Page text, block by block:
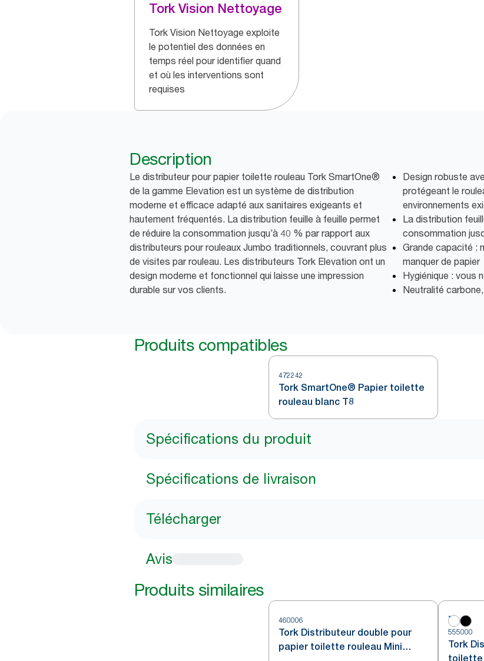
Tork Vision Nettoyage
Tork Vision Nettoyage exploite
le potentiel des données en
temps réel pour identifier quand
et où les interventions sont
requises
Description
Le distributeur pour papier toilette rouleau Tork SmartOne®
de la gamme Elevation est un système de distribution
moderne et efficace adapté aux sanitaires exigeants et
hautement fréquentés. La distribution feuille à feuille permet
de réduire la consommation jusqu’à 40 % par rapport aux
distributeurs pour rouleaux Jumbo traditionnels, couvrant plus
de visites par rouleau. Les distributeurs Tork Elevation ont un
design moderne et fonctionnel qui laisse une impression
durable sur vos clients.
Design robuste
protégeant le
environnements
La distribution
consommation
Grande capacité :
manquer de papier
Hygiénique : vous
Neutralité
Produits compatibles
472242
Tork SmartOne® Papier toilette
rouleau blanc T8
Spécifications du produit
Spécifications de livraison
Télécharger
Avis
Produits similaires
460006
Tork Distributeur double pour
papier toilette rouleau Mini
555000
Tork
toilette